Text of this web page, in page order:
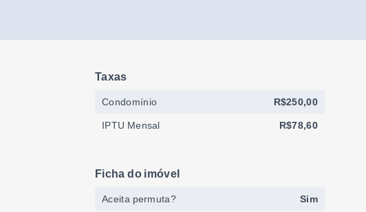
Taxas
Condomínio R$250,00
IPTU Mensal R$78,60
Ficha do imóvel
Aceita permuta? Sim